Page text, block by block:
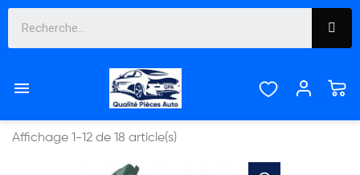

FILTRES

Affichage 1-12 de 18 article(s)